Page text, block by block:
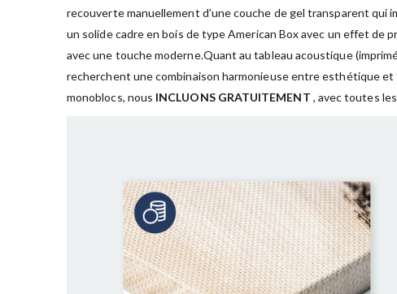
recouverte manuellement d’une couche de gel transparent qui
un solide cadre en bois de type American Box avec un effet
avec une touche moderne.Quant au tableau acoustique
recherchent une combinaison harmonieuse entre esthétique
monoblocs, nous INCLUONS GRATUITEMENT , avec toutes